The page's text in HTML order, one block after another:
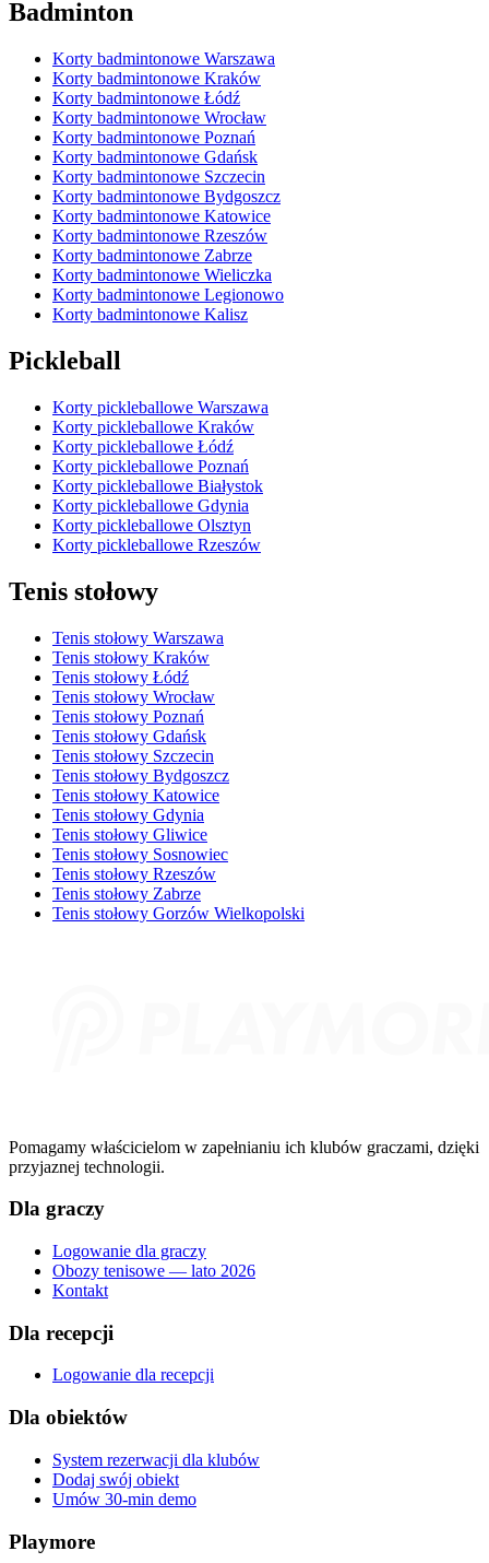
Badminton
Korty badmintonowe Warszawa
Korty badmintonowe Kraków
Korty badmintonowe Łódź
Korty badmintonowe Wrocław
Korty badmintonowe Poznań
Korty badmintonowe Gdańsk
Korty badmintonowe Szczecin
Korty badmintonowe Bydgoszcz
Korty badmintonowe Katowice
Korty badmintonowe Rzeszów
Korty badmintonowe Zabrze
Korty badmintonowe Wieliczka
Korty badmintonowe Legionowo
Korty badmintonowe Kalisz
Pickleball
Korty pickleballowe Warszawa
Korty pickleballowe Kraków
Korty pickleballowe Łódź
Korty pickleballowe Poznań
Korty pickleballowe Białystok
Korty pickleballowe Gdynia
Korty pickleballowe Olsztyn
Korty pickleballowe Rzeszów
Tenis stołowy
Tenis stołowy Warszawa
Tenis stołowy Kraków
Tenis stołowy Łódź
Tenis stołowy Wrocław
Tenis stołowy Poznań
Tenis stołowy Gdańsk
Tenis stołowy Szczecin
Tenis stołowy Bydgoszcz
Tenis stołowy Katowice
Tenis stołowy Gdynia
Tenis stołowy Gliwice
Tenis stołowy Sosnowiec
Tenis stołowy Rzeszów
Tenis stołowy Zabrze
Tenis stołowy Gorzów Wielkopolski
Pomagamy właścicielom w zapełnianiu ich klubów graczami, dzięki
przyjaznej technologii.
Dla graczy
Logowanie dla graczy
Obozy tenisowe — lato 2026
Kontakt
Dla recepcji
Logowanie dla recepcji
Dla obiektów
System rezerwacji dla klubów
Dodaj swój obiekt
Umów 30-min demo
Playmore